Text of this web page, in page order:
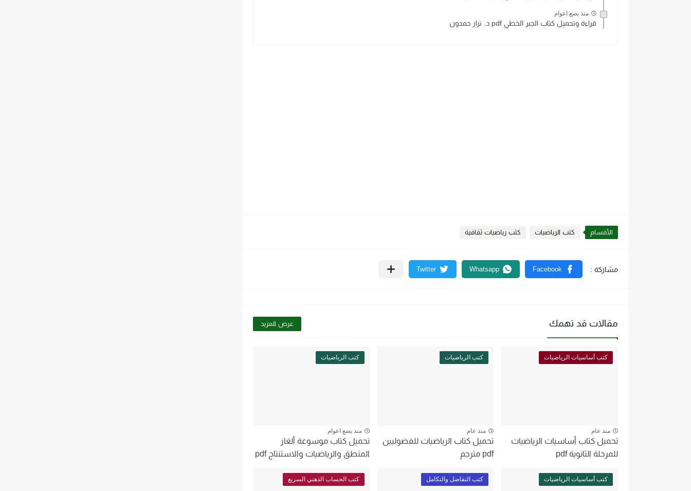
منذ بضع اعوام
قراءة وتحميل كتاب الجبر الخطي pdf د. نزار حمدون
الأقسام كتب الرياضيات كتب رياضيات ثقافية
مقالات قد تهمك عرض المزيد
كتب أساسيات الرياضيات
منذ عام
تحميل كتاب أساسيات الرياضيات
للمرحلة الثانوية pdf
كتب الرياضيات
منذ عام
تحميل كتاب الرياضيات للفضوليين
pdf مترجم
كتب الرياضيات
منذ بضع اعوام
تحميل كتاب موسوعة ألغاز
المنطق والرياضيات والاستنتاج pdf
كتب أساسيات الرياضيات كتب التفاضل والتكامل كتب الحساب الذهني السريع